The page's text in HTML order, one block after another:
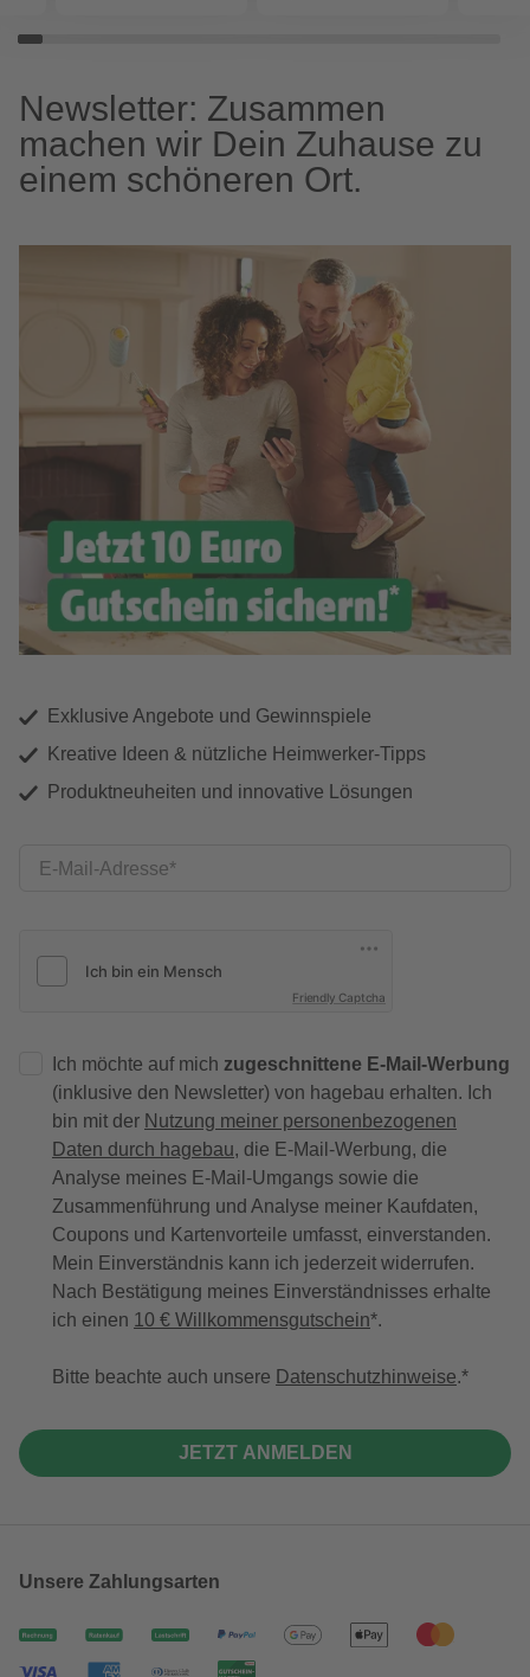
Newsletter: Zusammen
machen wir Dein Zuhause zu
einem schöneren Ort.
Exklusive Angebote und Gewinnspiele
Kreative Ideen & nützliche Heimwerker-Tipps
Produktneuheiten und innovative Lösungen
E-Mail-Adresse
Friendly Captcha
Ich möchte auf mich zugeschnittene E-Mail-Werbung
(inklusive den Newsletter) von hagebau erhalten. Ich
bin mit der Nutzung meiner personenbezogenen
Daten durch hagebau, die E-Mail-Werbung, die
Analyse meines E-Mail-Umgangs sowie die
Zusammenführung und Analyse meiner Kaufdaten,
Coupons und Kartenvorteile umfasst, einverstanden.
Mein Einverständnis kann ich jederzeit widerrufen.
Nach Bestätigung meines Einverständnisses erhalte
ich einen 10 € Willkommensgutschein*.
Bitte beachte auch unsere Datenschutzhinweise.
JETZT ANMELDEN
Unsere Zahlungsarten